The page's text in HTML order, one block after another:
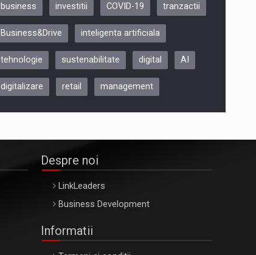
ARTEMIS LETO, ORADEA, 8
Oradea – 8 Oct 2026
business investitii COVID-19 tranzactii
Business&Drive inteligenta artificiala
tehnologie sustenabilitate digital AI
digitalizare retail management
Despre noi
LinkLeaders
Business Development
Informatii